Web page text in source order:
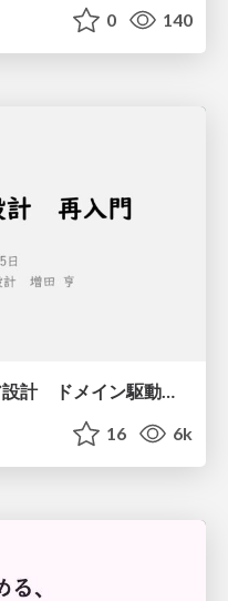
0 140
16 6k